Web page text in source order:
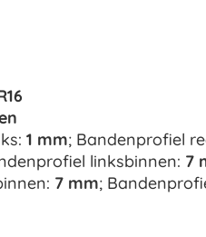
1 mm; Bandenprofiel
linksbinnen: 7
7 mm;